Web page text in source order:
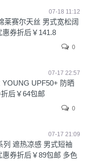
07-18 11:12
莱赛尔天丝 男式宽松阔
惠券折后￥141.8
0
07-17 22:57
YOUNG UPF50+ 防晒
后￥64包邮
0
07-17 21:09
列 遮热凉感 男式短袖
券折后￥89包邮 多色